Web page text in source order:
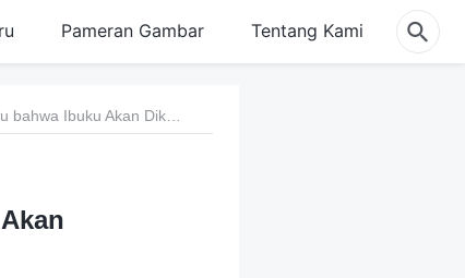
Pameran Gambar Tentang Kami